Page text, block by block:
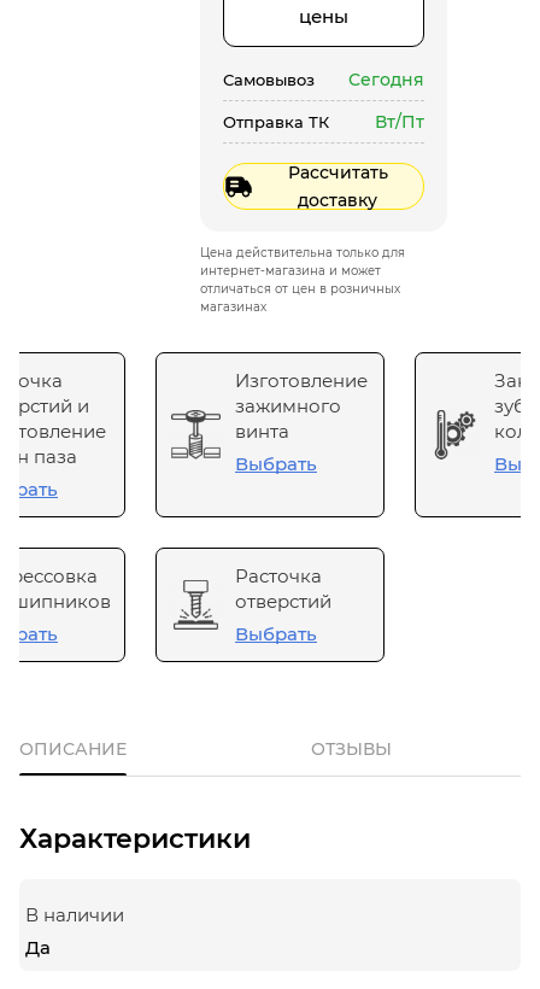
цены
Самовывоз Сегодня
Отправка ТК Вт/Пт
Рассчитать
доставку
Цена действительна только для
интернет-магазина и может
отличаться от цен в розничных
магазинах
и
паза
Изготовление
зажимного
винта
Выбрать
Расточка
отверстий
Выбрать
ОПИСАНИЕ ОТЗЫВЫ
Характеристики
В наличии
Да